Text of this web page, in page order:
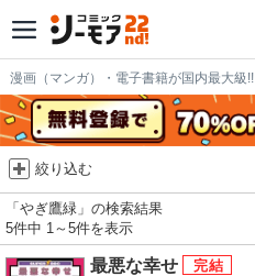
漫画（マンガ）・電子書籍が国内最大級!!
絞り込む
「やぎ鷹緑」の検索結果
5件中 1～5件を表示
最悪な幸せ